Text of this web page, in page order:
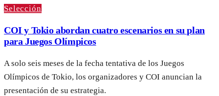
Selección
COI y Tokio abordan cuatro escenarios en su plan
para Juegos Olímpicos
A solo seis meses de la fecha tentativa de los Juegos
Olímpicos de Tokio, los organizadores y COI anuncian la
presentación de su estrategia.